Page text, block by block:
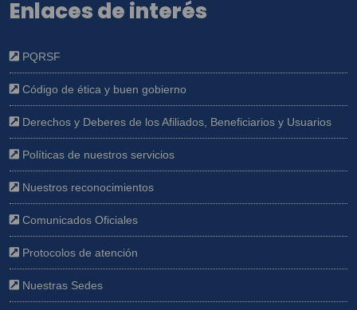
Enlaces de interés
PQRSF
Código de ética y buen gobierno
Derechos y Deberes de los Afiliados, Beneficiarios y Usuarios
Políticas de nuestros servicios
Nuestros reconocimientos
Comunicados Oficiales
Protocolos de atención
Nuestras Sedes